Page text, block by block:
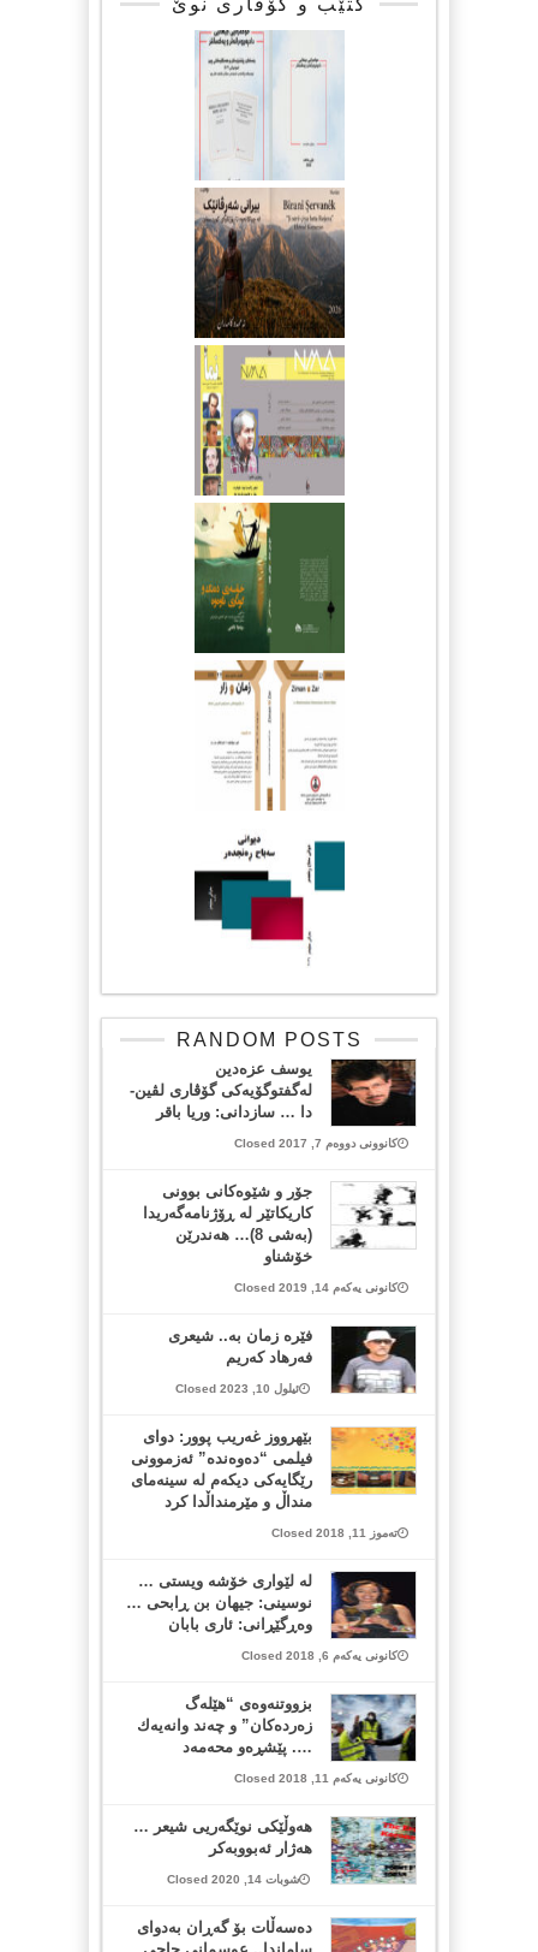
کتێب و گۆڤاری نوێ
RANDOM POSTS
یوسف عزه‌دین
له‌گفتوگۆیه‌كی گۆڤاری لڤین-
دا … سازدانی: وریا باقر
کانوونی دووەم 7, 2017 Closed
جۆر و شێوه‌كانی بوونی
كاریكاتێر له‌ ڕۆژنامه‌گه‌ریدا
(به‌شی 8)… هه‌ندرێن
خۆشناو
کانونی یەکەم 14, 2019 Closed
فێره‌ زمان به‌.. شیعری
فەرهاد کەریم
ئیلول 10, 2023 Closed
بێهرووز غه‌ریب پوور: دوای
فیلمی “ده‌وه‌نده‌” ئه‌زموونی
رێگایه‌کی دیکه‌م له‌ سینه‌مای
منداڵ و مێرمنداڵدا کرد
تەموز 11, 2018 Closed
له لێواری خۆشه ویستی …
نوسینی: جیهان بن ڕابحی …
وەڕگێڕانی: ئاری بابان
کانونی یەکەم 6, 2018 Closed
بزووتنەوەى “هێلەگ
زەردەكان” و چەند وانەیەك
…. پێشڕەو محەمەد
کانونی یەکەم 11, 2018 Closed
هەوڵێکی نوێگەریی شیعر …
هەژار ئەبووبەکر
شوبات 14, 2020 Closed
دەسەڵات بۆ گەڕان بەدوای